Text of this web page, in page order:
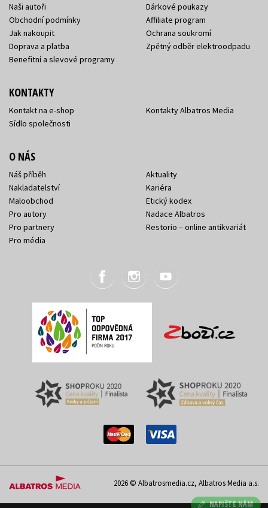
NAPIŠTE NÁM
Naši autoři
Obchodní podmínky
Jak nakoupit
Doprava a platba
Benefitní a slevové programy
Dárkové poukazy
Affiliate program
Ochrana soukromí
Zpětný odběr elektroodpadu
KONTAKTY
Kontakt na e-shop
Sídlo společnosti
Kontakty Albatros Media
O NÁS
Náš příběh
Nakladatelství
Maloobchod
Pro autory
Pro partnery
Pro média
Aktuality
Kariéra
Etický kodex
Nadace Albatros
Restorio – online antikvariát
2026 © Albatrosmedia.cz, Albatros Media a.s.